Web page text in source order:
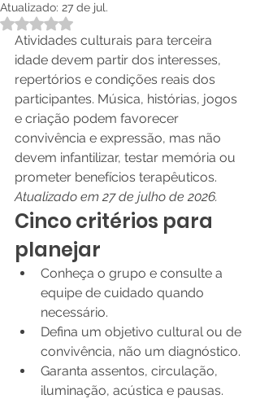
Atualizado: 27 de jul.
Avaliado com NaN de 5 estrelas.
Atividades culturais para terceira
idade devem partir dos interesses,
repertórios e condições reais dos
participantes. Música, histórias, jogos
e criação podem favorecer
convivência e expressão, mas não
devem infantilizar, testar memória ou
prometer benefícios terapêuticos.
Atualizado em 27 de julho de 2026.
Cinco critérios para
planejar
Conheça o grupo e consulte a
equipe de cuidado quando
necessário.
Defina um objetivo cultural ou de
convivência, não um diagnóstico.
Garanta assentos, circulação,
iluminação, acústica e pausas.